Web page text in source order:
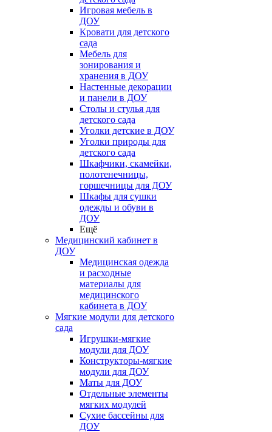
Игровая мебель в
ДОУ
Кровати для детского
сада
Мебель для
зонирования и
хранения в ДОУ
Настенные декорации
и панели в ДОУ
Столы и стулья для
детского сада
Уголки детские в ДОУ
Уголки природы для
детского сада
Шкафчики, скамейки,
полотенечницы,
горшечницы для ДОУ
Шкафы для сушки
одежды и обуви в
ДОУ
Ещё
Медицинский кабинет в
ДОУ
Медицинская одежда
и расходные
материалы для
медицинского
кабинета в ДОУ
Мягкие модули для детского
сада
Игрушки-мягкие
модули для ДОУ
Конструкторы-мягкие
модули для ДОУ
Маты для ДОУ
Отдельные элементы
мягких модулей
Сухие бассейны для
ДОУ